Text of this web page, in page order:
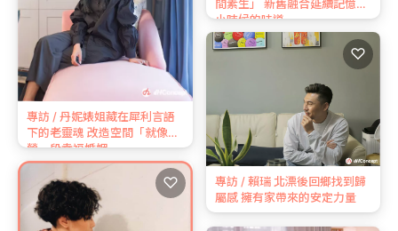
間素生」 新舊融合延續記憶中
小時候的味道
專訪 / 丹妮婊姐藏在犀利言語
下的老靈魂 改造空間「就像經
營一段幸福婚姻」
專訪 / 賴瑞 北漂後回鄉找到歸
屬感 擁有家帶來的安定力量
♡
♡